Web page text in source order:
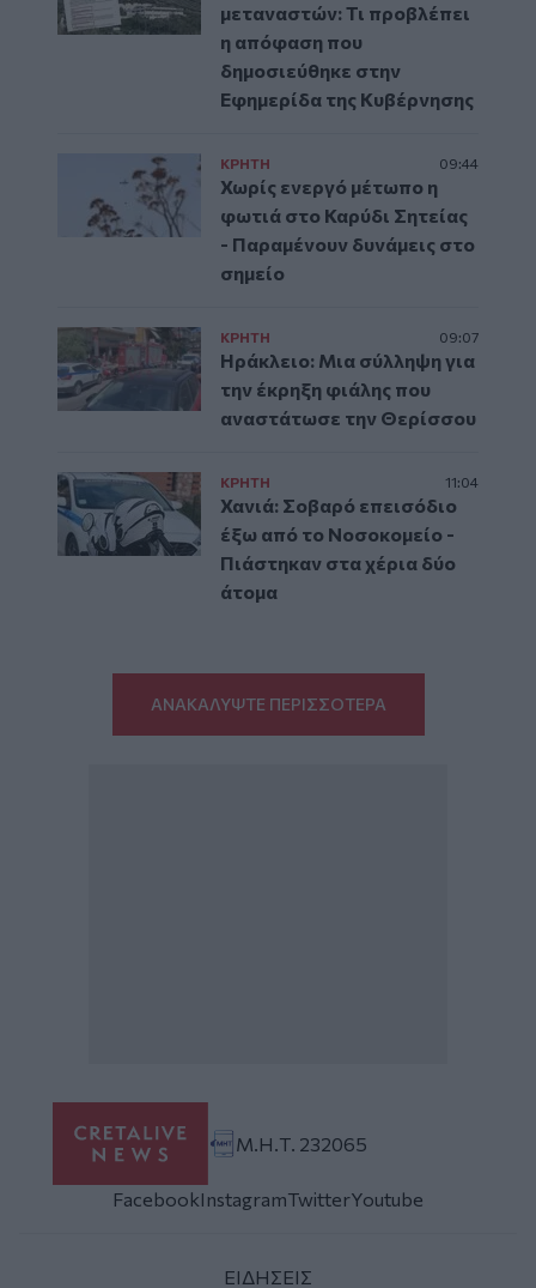
μεταναστών: Τι προβλέπει
η απόφαση που
δημοσιεύθηκε στην
Εφημερίδα της Κυβέρνησης
ΚΡΗΤΗ 09:44
Χωρίς ενεργό μέτωπο η
φωτιά στο Καρύδι Σητείας
- Παραμένουν δυνάμεις στο
σημείο
ΚΡΗΤΗ 09:07
Ηράκλειο: Μια σύλληψη για
την έκρηξη φιάλης που
αναστάτωσε την Θερίσσου
ΚΡΗΤΗ 11:04
Χανιά: Σοβαρό επεισόδιο
έξω από το Νοσοκομείο -
Πιάστηκαν στα χέρια δύο
άτομα
ΑΝΑΚΑΛΥΨΤΕ ΠΕΡΙΣΣΟΤΕΡΑ
Μ.Η.Τ. 232065
FacebookInstagramTwitterYoutube
ΕΙΔΗΣΕΙΣ